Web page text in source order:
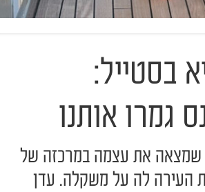
בסטייל:
גמרו אותנו
שמצאה את עצמה במרכזה של
העירה לה על משקלה. עדן